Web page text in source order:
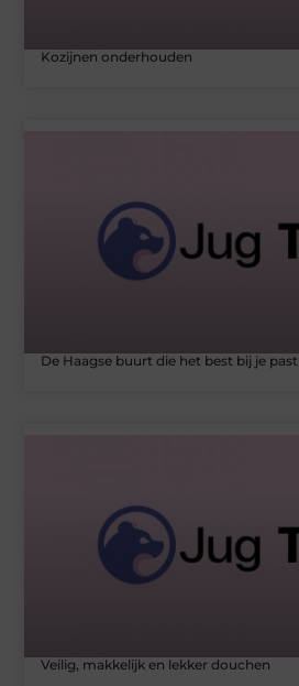
Kozijnen onderhouden
De Haagse buurt die het best bij je past
Veilig, makkelijk en lekker douchen